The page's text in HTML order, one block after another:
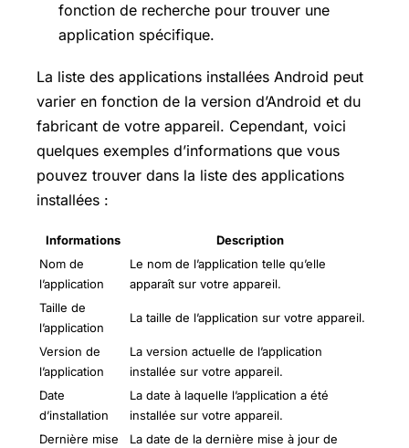
fonction de recherche pour trouver une
application spécifique.
La liste des applications installées Android peut
varier en fonction de la version d’Android et du
fabricant de votre appareil. Cependant, voici
quelques exemples d’informations que vous
pouvez trouver dans la liste des applications
installées :
Informations
Description
Nom de
l’application
Le nom de l’application telle qu’elle
apparaît sur votre appareil.
Taille de
l’application
La taille de l’application sur votre appareil.
Version de
l’application
La version actuelle de l’application
installée sur votre appareil.
Date
d’installation
La date à laquelle l’application a été
installée sur votre appareil.
Dernière mise
La date de la dernière mise à jour de